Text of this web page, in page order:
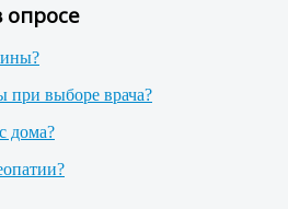
опросе
при выборе врача?
дома?